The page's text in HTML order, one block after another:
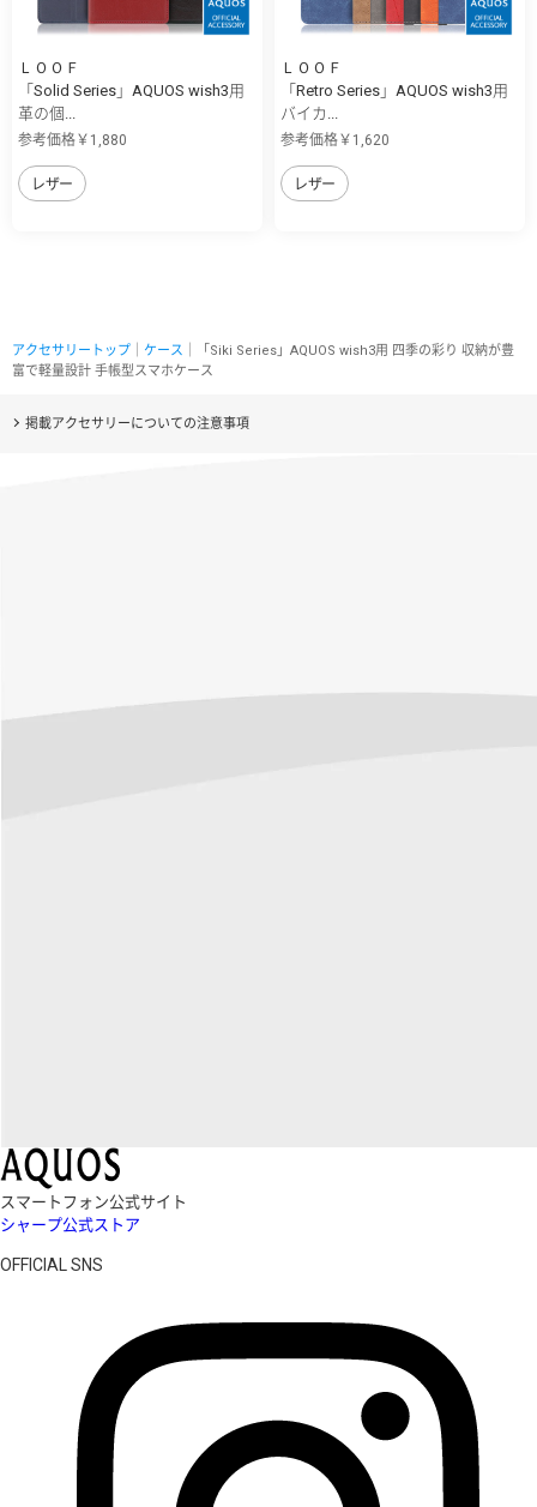
ＬＯＯＦ
「Solid Series」AQUOS wish3用
革の個...
参考価格￥1,880
レザー
ＬＯＯＦ
「Retro Series」AQUOS wish3用
バイカ...
参考価格￥1,620
レザー
アクセサリートップ ケース ｜「Siki Series」AQUOS wish3用 四季の彩り 収納が豊
富で軽量設計 手帳型スマホケース
掲載アクセサリーについての注意事項
スマートフォン公式サイト
シャープ公式ストア
OFFICIAL SNS